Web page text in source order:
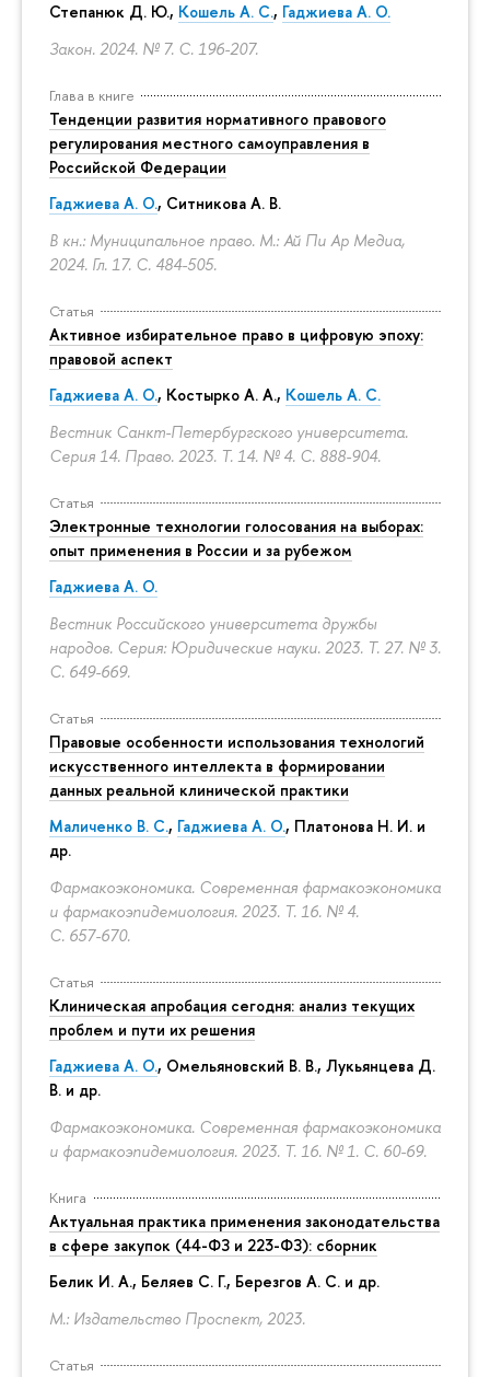
Степанюк Д. Ю., Кошель А. С., Гаджиева А. О.
Закон. 2024. № 7. С. 196-207.
Глава в книге
Тенденции развития нормативного правового
регулирования местного самоуправления в
Российской Федерации
Гаджиева А. О., Ситникова А. В.
В кн.: Муниципальное право. М.: Ай Пи Ар Медиа,
2024. Гл. 17. С. 484-505.
Статья
Активное избирательное право в цифровую эпоху:
правовой аспект
Гаджиева А. О., Костырко А. А., Кошель А. С.
Вестник Санкт-Петербургского университета.
Серия 14. Право. 2023. Т. 14. № 4. С. 888-904.
Статья
Электронные технологии голосования на выборах:
опыт применения в России и за рубежом
Гаджиева А. О.
Вестник Российского университета дружбы
народов. Серия: Юридические науки. 2023. Т. 27. № 3.
С. 649-669.
Статья
Правовые особенности использования технологий
искусственного интеллекта в формировании
данных реальной клинической практики
Маличенко В. С., Гаджиева А. О., Платонова Н. И. и
др.
Фармакоэкономика. Современная фармакоэкономика
и фармакоэпидемиология. 2023. Т. 16. № 4.
С. 657-670.
Статья
Клиническая апробация сегодня: анализ текущих
проблем и пути их решения
Гаджиева А. О., Омельяновский В. В., Лукьянцева Д.
В. и др.
Фармакоэкономика. Современная фармакоэкономика
и фармакоэпидемиология. 2023. Т. 16. № 1. С. 60-69.
Книга
Актуальная практика применения законодательства
в сфере закупок (44-ФЗ и 223-ФЗ): сборник
Белик И. А., Беляев С. Г., Березгов А. С. и др.
М.: Издательство Проспект, 2023.
Статья